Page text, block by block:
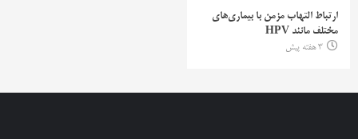
ارتباط التهاب مزمن با بیماری‌های
مختلف مانند HPV
3 هفته پیش